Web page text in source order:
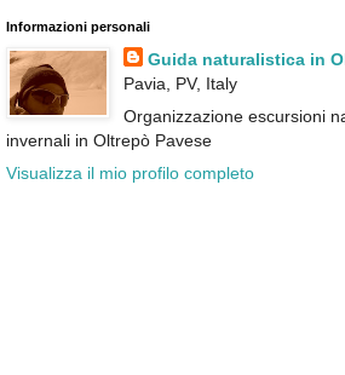
Informazioni personali
Guida naturalistica in
Pavia, PV, Italy
Organizzazione escursioni
invernali in Oltrepò Pavese
Visualizza il mio profilo completo